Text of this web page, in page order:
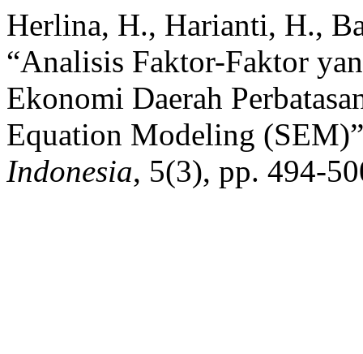
Herlina, H., Harianti, H.,
“Analisis Faktor-Faktor
Ekonomi Daerah
Equation Modeling
Indonesia, 5(3), pp. 494-